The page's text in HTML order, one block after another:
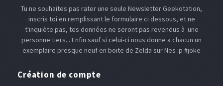
Tu ne souhaites pas rater une seule Newsletter Geekotation,
inscris toi en remplissant le formulaire ci dessous, et ne
t'inquiète pas, tes données ne seront pas revendus à une
personne tiers... Enfin sauf si celui-ci nous donne a chacun un
exemplaire presque neuf en boite de Zelda sur Nes :p #joke
Création de compte